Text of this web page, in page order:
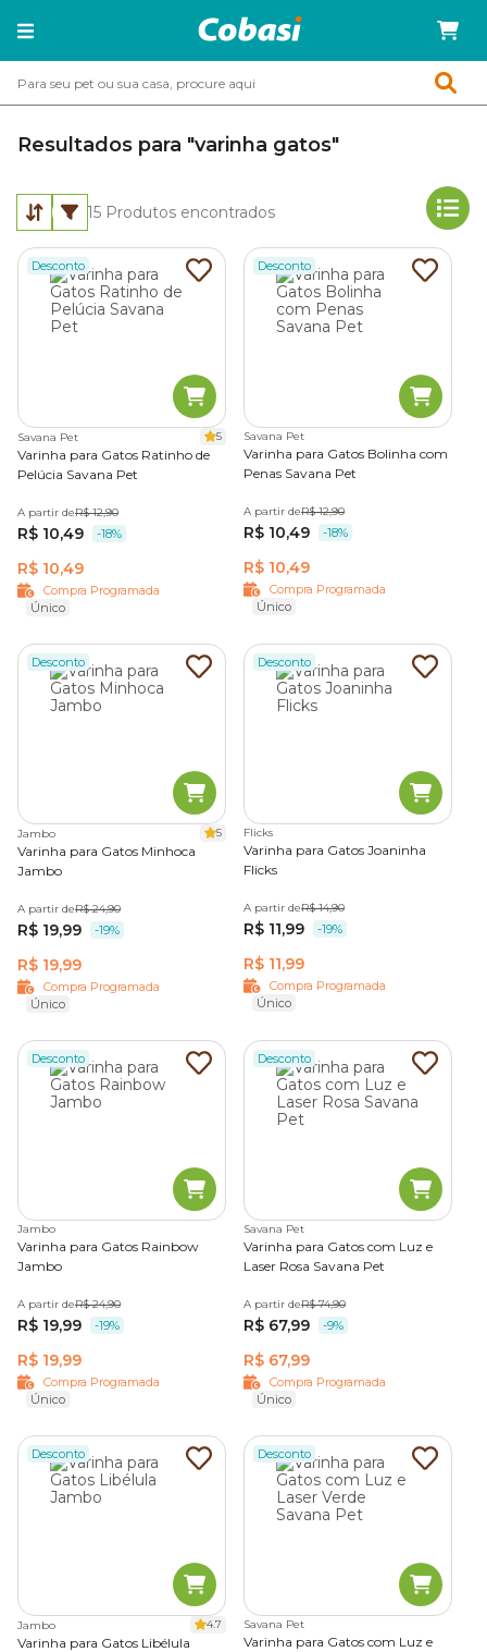
Resultados para "varinha gatos"
15 Produtos encontrados
Desconto
Savana Pet 5
Varinha para Gatos Ratinho de
Pelúcia Savana Pet
A partir deR$ 12,90
R$ 10,49 -18%
R$ 10,49
Compra Programada
Único
Desconto
Savana Pet
Varinha para Gatos Bolinha com
Penas Savana Pet
A partir deR$ 12,90
R$ 10,49 -18%
R$ 10,49
Compra Programada
Único
Desconto
Jambo 5
Varinha para Gatos Minhoca
Jambo
A partir deR$ 24,90
R$ 19,99 -19%
R$ 19,99
Compra Programada
Único
Desconto
Flicks
Varinha para Gatos Joaninha
Flicks
A partir deR$ 14,90
R$ 11,99 -19%
R$ 11,99
Compra Programada
Único
Desconto
Jambo
Varinha para Gatos Rainbow
Jambo
A partir deR$ 24,90
R$ 19,99 -19%
R$ 19,99
Compra Programada
Único
Desconto
Savana Pet
Varinha para Gatos com Luz e
Laser Rosa Savana Pet
A partir deR$ 74,90
R$ 67,99 -9%
R$ 67,99
Compra Programada
Único
Desconto
Jambo 4.7
Varinha para Gatos Libélula
Desconto
Savana Pet
Varinha para Gatos com Luz e